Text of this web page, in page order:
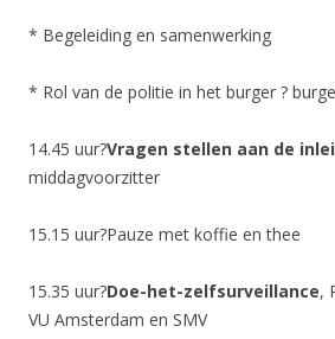
* Begeleiding en samenwerking
* Rol van de politie in het burger ?
14.45 uur?Vragen stellen aan de
middagvoorzitter
15.15 uur?Pauze met koffie en thee
15.35 uur?Doe-het-zelfsurveillance,
VU Amsterdam en SMV